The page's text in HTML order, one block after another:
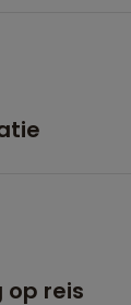
op reis